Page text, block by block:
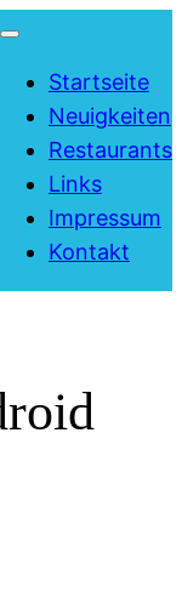
Startseite
Neuigkeiten
Restaurants
Links
Impressum
Kontakt